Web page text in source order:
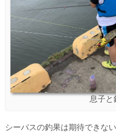
息子と
シーバスの釣果は期待できな